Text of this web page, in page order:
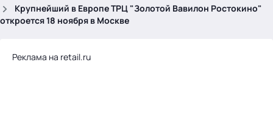
Крупнейший в Европе ТРЦ "Золотой Вавилон Ростокино"
откроется 18 ноября в Москве
Реклама на retail.ru